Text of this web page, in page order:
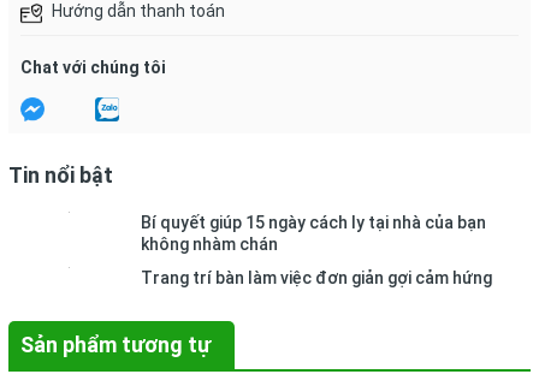
Hướng dẫn thanh toán
Chat với chúng tôi
Tin nổi bật
Bí quyết giúp 15 ngày cách ly tại nhà của bạn
không nhàm chán